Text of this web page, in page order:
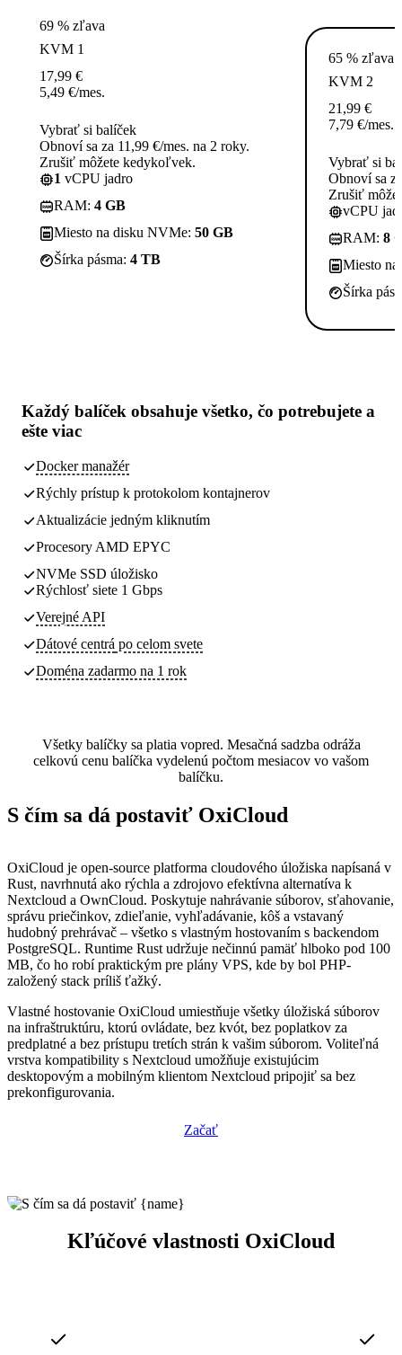
69 % zľava
KVM 1
17,99 €
5,49 €/mes.
Vybrať si balíček
Obnoví sa za 11,99 €/mes. na 2 roky.
Zrušiť môžete kedykoľvek.
1 vCPU jadro
RAM: 4 GB
Miesto na disku NVMe: 50 GB
Šírka pásma: 4 TB
65 % zľava
KVM 2
21,99 €
7,79 €/mes.
Vybrať si
Obnoví sa
Zrušiť
vCPU
RAM: 8
Miesto
Šírka
Každý balíček obsahuje všetko, čo potrebujete a
ešte viac
Docker manažér
Rýchly prístup k protokolom kontajnerov
Aktualizácie jedným kliknutím
Procesory AMD EPYC
NVMe SSD úložisko
Rýchlosť siete 1 Gbps
Verejné API
Dátové centrá po celom svete
Doména zadarmo na 1 rok
Všetky balíčky sa platia vopred. Mesačná sadzba odráža
celkovú cenu balíčka vydelenú počtom mesiacov vo vašom
balíčku.
S čím sa dá postaviť OxiCloud
OxiCloud je open-source platforma cloudového úložiska napísaná v
Rust, navrhnutá ako rýchla a zdrojovo efektívna alternatíva k
Nextcloud a OwnCloud. Poskytuje nahrávanie súborov, sťahovanie,
správu priečinkov, zdieľanie, vyhľadávanie, kôš a vstavaný
hudobný prehrávač – všetko s vlastným hostovaním s backendom
PostgreSQL. Runtime Rust udržuje nečinnú pamäť hlboko pod 100
MB, čo ho robí praktickým pre plány VPS, kde by bol PHP-
založený stack príliš ťažký.
Vlastné hostovanie OxiCloud umiestňuje všetky úložiská súborov
na infraštruktúru, ktorú ovládate, bez kvót, bez poplatkov za
predplatné a bez prístupu tretích strán k vašim súborom. Voliteľná
vrstva kompatibility s Nextcloud umožňuje existujúcim
desktopovým a mobilným klientom Nextcloud pripojiť sa bez
prekonfigurovania.
Začať
Kľúčové vlastnosti OxiCloud